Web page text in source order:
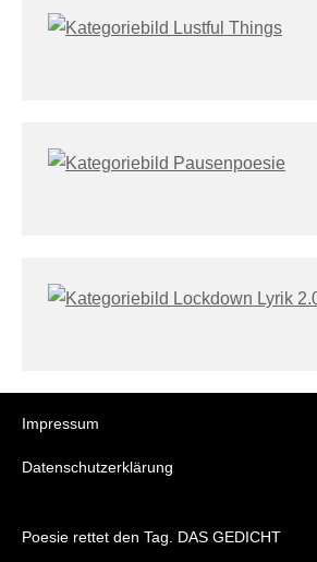
Impressum
Datenschutzerklärung
Poesie rettet den Tag. DAS GEDICHT